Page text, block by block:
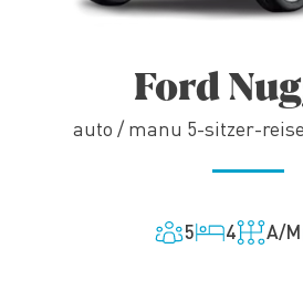
Ford
auto / manu 5-sitzer-
5 4 A/M